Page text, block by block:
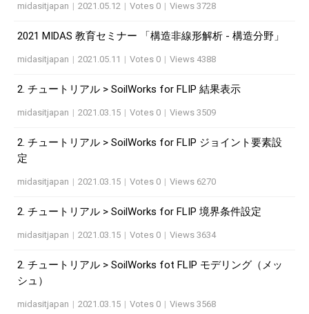
midasitjapan | 2021.05.12 | Votes 0 | Views 3728
2021 MIDAS 教育セミナー 「構造非線形解析 - 構造分野」
midasitjapan | 2021.05.11 | Votes 0 | Views 4388
2. チュートリアル > SoilWorks for FLIP 結果表示
midasitjapan | 2021.03.15 | Votes 0 | Views 3509
2. チュートリアル > SoilWorks for FLIP ジョイント要素設
定
midasitjapan | 2021.03.15 | Votes 0 | Views 6270
2. チュートリアル > SoilWorks for FLIP 境界条件設定
midasitjapan | 2021.03.15 | Votes 0 | Views 3634
2. チュートリアル > SoilWorks fot FLIP モデリング（メッ
シュ）
midasitjapan | 2021.03.15 | Votes 0 | Views 3568